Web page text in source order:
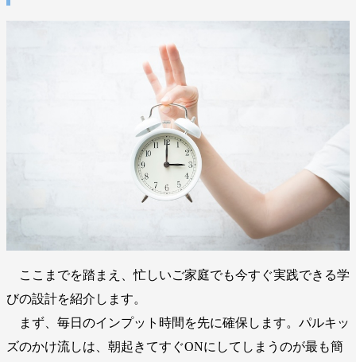
ここまでを踏まえ、忙しいご家庭でも今すぐ実践できる学
びの設計を紹介します。
まず、毎日のインプット時間を先に確保します。パルキッ
ズのかけ流しは、朝起きてすぐONにしてしまうのが最も簡